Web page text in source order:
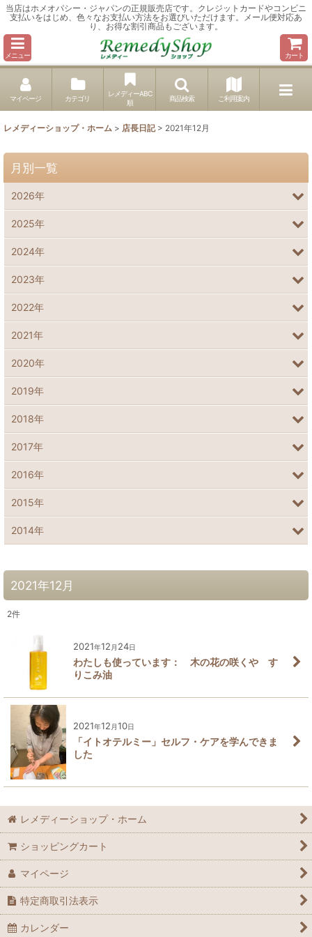
当店はホメオパシー・ジャパンの正規販売店です。クレジットカードやコンビニ
支払いをはじめ、色々なお支払い方法をお選びいただけます。メール便対応あ
り、お得な割引商品もございます。
メニュー カート
マイページ カテゴリ
レメディーABC
順
商品検索 ご利用案内
レメディーショップ・ホーム > 店長日記 > 2021年12月
2021年12月
2件
2021年12 月 24日
わたしも使っています： 木の花の咲くや す
りこみ油
2021年12 月10日
「イトオテルミー」セルフ・ケアを学んできま
した
月別一覧
2026年
2025年
2024年
2023年
2022年
2021年
2020年
2019年
2018年
2017年
2016年
2015年
2014年
レメディーショップ・ホーム
ショッピングカート
マイページ
特定商取引法表示
カレンダー